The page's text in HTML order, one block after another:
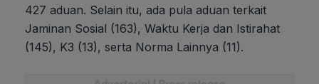
427 aduan. Selain itu, ada pula aduan terkait
Jaminan Sosial (163), Waktu Kerja dan Istirahat
(145), K3 (13), serta Norma Lainnya (11).